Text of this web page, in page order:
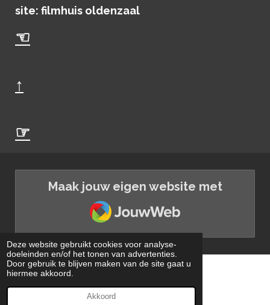
Deze website gebruikt cookies voor analyse-
doeleinden en/of het tonen van advertenties.
Door gebruik te blijven maken van de site gaat u
hiermee akkoord.
Akkoord
site: filmhuis oldenzaal
☜
↑
☞
Maak jouw eigen website met
JouwWeb
.
JouwWeb